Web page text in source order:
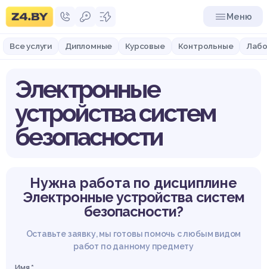
Меню
Все услуги Дипломные Курсовые Контрольные
Электронные
устройства систем
безопасности
Нужна работа по дисциплине
Электронные устройства систем
безопасности?
Оставьте заявку, мы готовы помочь с любым видом
работ по данному предмету